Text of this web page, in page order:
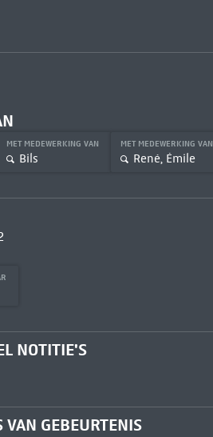
MET MEDEWERKING VAN
Bils
MET MEDEWERKING VAN
René, Émile
NOTITIE'S
VAN GEBEURTENIS